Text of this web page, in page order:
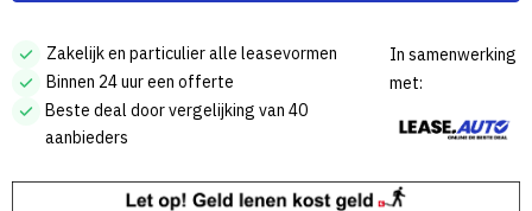
Offerte aanvragen
Zekerheden
Zakelijk en particulier alle leasevormen
Binnen 24 uur een offerte
Beste deal door vergelijking van 40
aanbieders
In samenwerking
met: